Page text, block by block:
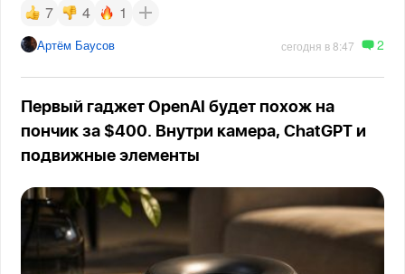
7 4 1
Артём Баусов сегодня в 8:47 2
Первый гаджет OpenAI будет похож на
пончик за $400. Внутри камера, ChatGPT и
подвижные элементы